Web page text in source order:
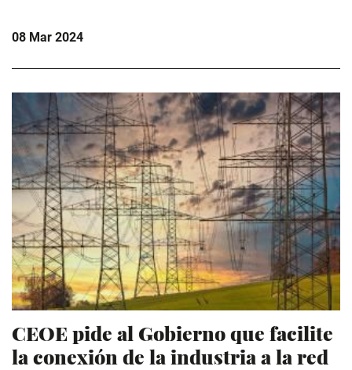
08 Mar 2024
CEOE pide al Gobierno que facilite
la conexión de la industria a la red